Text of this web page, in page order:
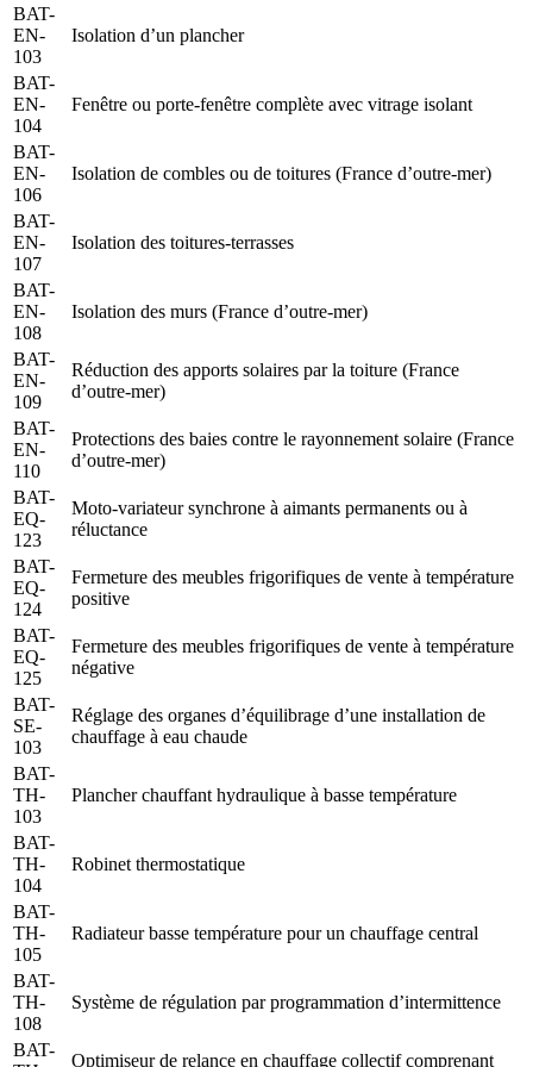
BAT-
EN-
103
Isolation d’un plancher
BAT-
EN-
104
Fenêtre ou porte-fenêtre complète avec vitrage isolant
BAT-
EN-
106
Isolation de combles ou de toitures (France d’outre-mer)
BAT-
EN-
107
Isolation des toitures-terrasses
BAT-
EN-
108
Isolation des murs (France d’outre-mer)
BAT-
EN-
109
Réduction des apports solaires par la toiture (France
d’outre-mer)
BAT-
EN-
110
Protections des baies contre le rayonnement solaire (France
d’outre-mer)
BAT-
EQ-
123
Moto-variateur synchrone à aimants permanents ou à
réluctance
BAT-
EQ-
124
Fermeture des meubles frigorifiques de vente à température
positive
BAT-
EQ-
125
Fermeture des meubles frigorifiques de vente à température
négative
BAT-
SE-
103
Réglage des organes d’équilibrage d’une installation de
chauffage à eau chaude
BAT-
TH-
103
Plancher chauffant hydraulique à basse température
BAT-
TH-
104
Robinet thermostatique
BAT-
TH-
105
Radiateur basse température pour un chauffage central
BAT-
TH-
108
Système de régulation par programmation d’intermittence
BAT-
Optimiseur de relance en chauffage collectif comprenant